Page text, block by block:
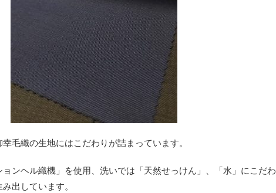
毛織の生地にはこだわりが詰まっています。
ンヘル織機」を使用、洗いでは「天然せっけん」、「水」にこだわ
出しています。